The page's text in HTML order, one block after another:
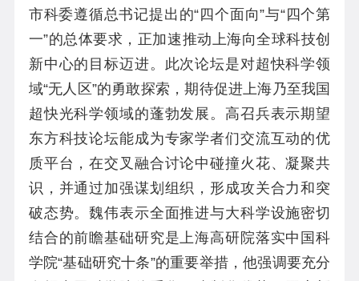
市科委遵循总书记提出的“四个面向”与“四个第
一”的总体要求，正加速推动上海向全球科技创
新中心的目标迈进。此次论坛是对超快科学领
域“无人区”的勇敢探索，期待促进上海乃至我国
超快光科学领域的蓬勃发展。高召兵表示期望
东方科技论坛能成为专家学者们交流互动的优
质平台，在交叉融合讨论中碰撞火花、凝聚共
识，并通过加强谋划组织，形成攻关合力和突
破态势。魏伟表示全面推进与大科学设施密切
结合的前瞻基础研究是上海高研院落实中国科
学院“基础研究十条”的重要举措，他强调要充分